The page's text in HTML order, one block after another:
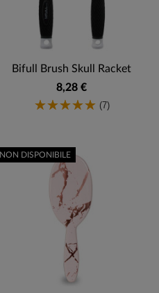
Bifull Brush Skull Racket
8,28 €
(7)
NON DISPONIBILE